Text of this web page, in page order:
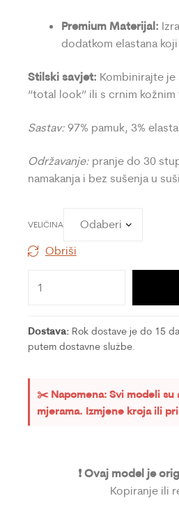
Premium Materijal:
dodatkom elastana
Stilski savjet: Kombinirajte
“total look” ili s crnim
Sastav:97% pamuk, 3%
Održavanje: pranje do 30
namakanja i bez sušenja u
VELIČINA
Obriši
Dostava: Rok dostave je do 15
putem dostavne službe.
✂️ Napomena: Svi modeli su
mjerama. Izmjene kroja ili
❗ Ovaj model je
Kopiranje ili